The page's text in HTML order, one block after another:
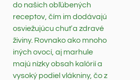
do našich obľúbených
receptov, čím im dodávajú
osviežujúcu chuť a zdravé
živiny. Rovnako ako mnoho
iných ovocí, aj marhule
majú nízky obsah kalórií a
vysoký podiel vlákniny, čo z